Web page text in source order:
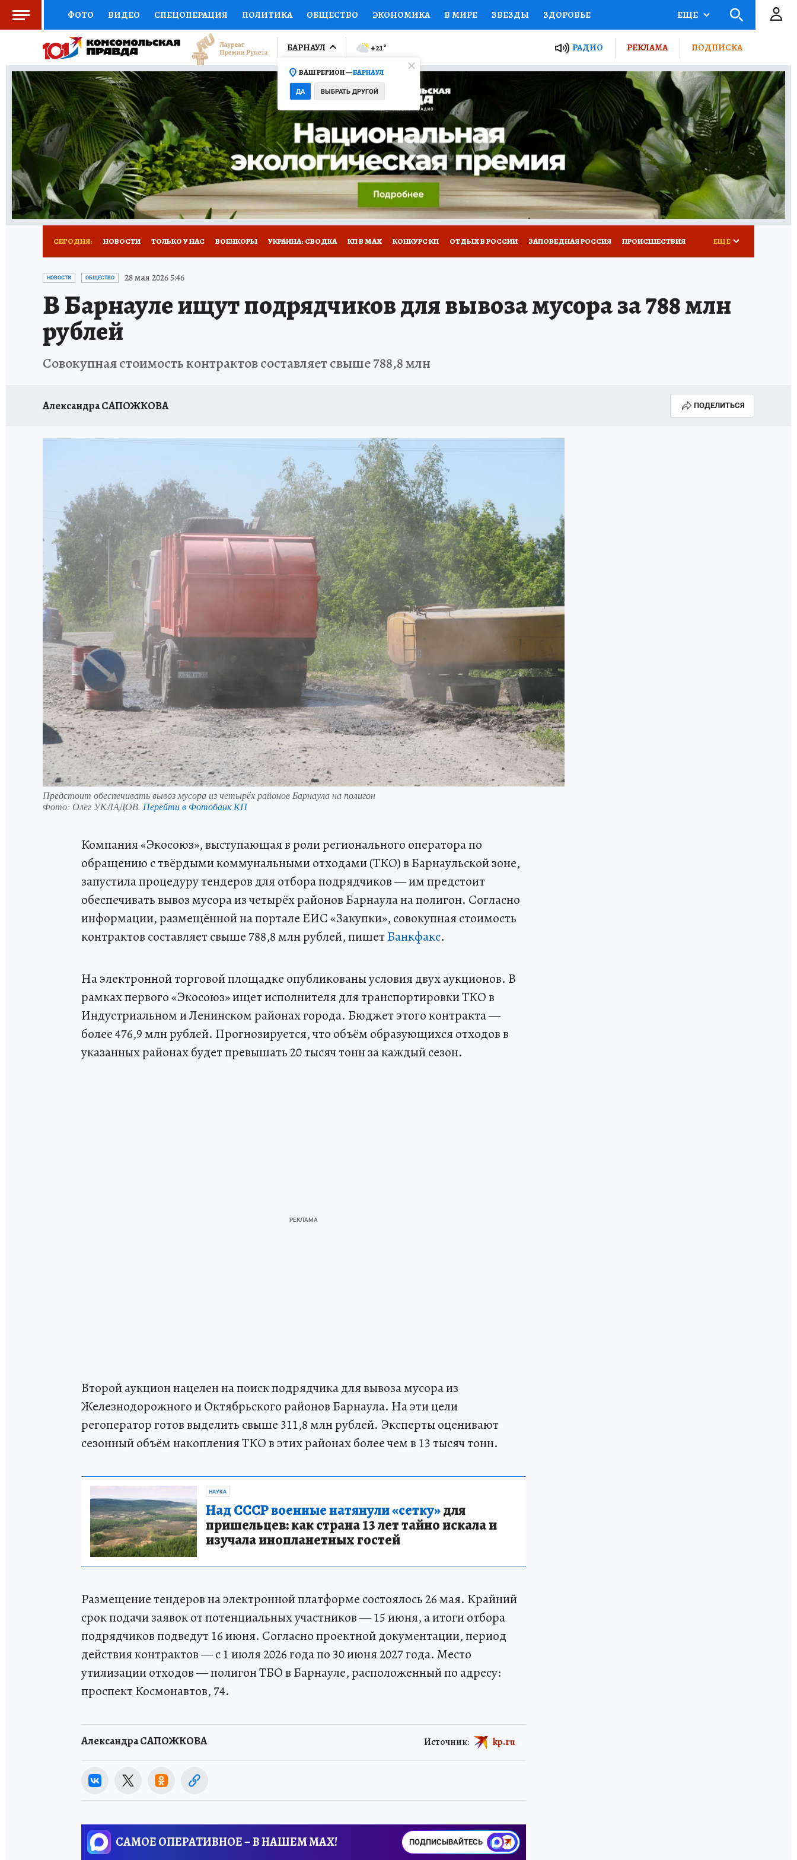
ФОТО ВИДЕО СПЕЦОПЕРАЦИЯ ПОЛИТИКА ОБЩЕСТВО ЭКОНОМИКА В МИРЕ ЗВЕЗДЫ ЗДОРОВЬЕ
СОЦПОДДЕРЖКА НАУКА СПОРТ КОЛУМНИСТЫ ПРОИСШЕСТВИЯ НАЦИОНАЛЬНЫЕ ПРОЕКТЫ РОССИИ
ВЫБОР ЭКСПЕРТОВ ДОКТОР ФИНАНСЫ ОТКРЫВАЕМ МИР Я ЗНАЮ СЕМЬЯ ЖЕНСКИЕ СЕКРЕТЫ ПУТЕВОДИТЕЛЬ
КНИЖНАЯ ПОЛКА ПРОГНОЗЫ НА СПОРТ ПРОМОКОДЫ СЕРИАЛЫ СПЕЦПРОЕКТЫ ДЕФИЦИТ ЖЕЛЕЗА ТУРИЗМ
ПРЕСС-ЦЕНТР НЕДВИЖИМОСТЬ ТЕЛЕВИЗОР КОЛЛЕКЦИИ КОНКУРСЫ РАБОТА У НАС ГИД ПОТРЕБИТЕЛЯ ВСЕ О КП
РАДИО КП РЕКЛАМА ТЕСТЫ НОВОЕ НА САЙТЕ
ЕЩЕ
БАРНАУЛ
ВАШ РЕГИОН —БАРНАУЛ
ДА ВЫБРАТЬ ДРУГОЙ
+21° РАДИО РЕКЛАМА ПОДПИСКА
СЕГОДНЯ: НОВОСТИ ТОЛЬКО У НАС ВОЕНКОРЫ УКРАИНА: СВОДКА КП В МАХ КОНКУРС КП ОТДЫХ В РОССИИ ЗАПОВЕДНАЯ РОССИЯ ПРОИСШЕСТВИЯ
АФИША ИСПЫТАНО НА СЕБЕ
ЕЩЕ
НОВОСТИ ОБЩЕСТВО 28 мая 2026 5:46
В Барнауле ищут подрядчиков для вывоза мусора за 788 млн
рублей
Совокупная стоимость контрактов составляет свыше 788,8 млн
Александра САПОЖКОВА ПОДЕЛИТЬСЯ
Предстоит обеспечивать вывоз мусора из четырёх районов Барнаула на полигон
Фото: Олег УКЛАДОВ. Перейти в Фотобанк КП
Компания «Экосоюз», выступающая в роли регионального оператора по
обращению с твёрдыми коммунальными отходами (ТКО) в Барнаульской зоне,
запустила процедуру тендеров для отбора подрядчиков — им предстоит
обеспечивать вывоз мусора из четырёх районов Барнаула на полигон. Согласно
информации, размещённой на портале ЕИС «Закупки», совокупная стоимость
контрактов составляет свыше 788,8 млн рублей, пишетБанкфакс.
На электронной торговой площадке опубликованы условия двух аукционов. В
рамках первого «Экосоюз» ищет исполнителя для транспортировки ТКО в
Индустриальном и Ленинском районах города. Бюджет этого контракта —
более 476,9 млн рублей. Прогнозируется, что объём образующихся отходов в
указанных районах будет превышать 20 тысяч тонн за каждый сезон.
Второй аукцион нацелен на поиск подрядчика для вывоза мусора из
Железнодорожного и Октябрьского районов Барнаула. На эти цели
регоператор готов выделить свыше 311,8 млн рублей. Эксперты оценивают
сезонный объём накопления ТКО в этих районах более чем в 13 тысяч тонн.
НАУКА
Над СССР военные натянули «сетку»для
пришельцев: как страна 13 лет тайно искала и
изучала инопланетных гостей
Размещение тендеров на электронной платформе состоялось 26 мая. Крайний
срок подачи заявок от потенциальных участников — 15 июня, а итоги отбора
подрядчиков подведут 16 июня. Согласно проектной документации, период
действия контрактов — с 1 июля 2026 года по 30 июня 2027 года. Место
утилизации отходов — полигон ТБО в Барнауле, расположенный по адресу:
проспект Космонавтов, 74.
Александра САПОЖКОВА Источник: kp.ru
САМОЕ ОПЕРАТИВНОЕ – В НАШЕМ MAX! ПОДПИСЫВАЙТЕСЬ